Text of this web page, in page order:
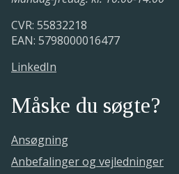
CVR: 55832218
EAN: 5798000016477
LinkedIn
Måske du søgte?
Ansøgning
Anbefalinger og vejledninger